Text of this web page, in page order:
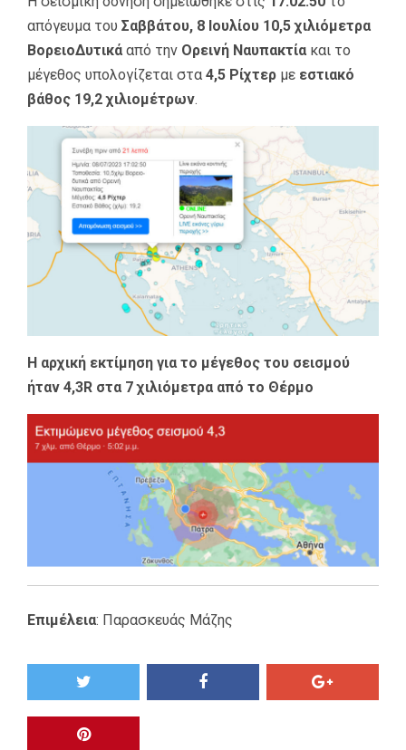
απόγευμα του Σαββάτου, 8 Ιουλίου 10,5 χιλιόμετρα
ΒορειοΔυτικά από την Ορεινή Ναυπακτία και το
μέγεθος υπολογίζεται στα 4,5 Ρίχτερ με εστιακό
βάθος 19,2 χιλιομέτρων.
Η αρχική εκτίμηση για το μέγεθος του σεισμού
ήταν 4,3R στα 7 χιλιόμετρα από το Θέρμο
Επιμέλεια: Παρασκευάς Μάζης